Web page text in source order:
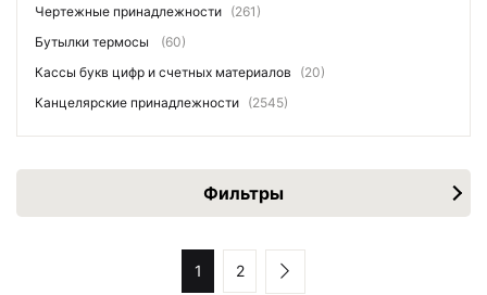
Чертежные принадлежности (261)
Бутылки термосы
(60)
Кассы букв цифр и счетных материалов
(20)
Канцелярские принадлежности (2545)
Фильтры
1 2